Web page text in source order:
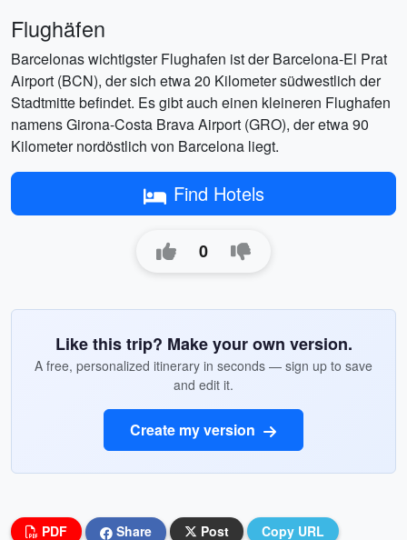
Flughäfen
Barcelonas wichtigster Flughafen ist der Barcelona-El Prat
Airport (BCN), der sich etwa 20 Kilometer südwestlich der
Stadtmitte befindet. Es gibt auch einen kleineren Flughafen
namens Girona-Costa Brava Airport (GRO), der etwa 90
Kilometer nordöstlich von Barcelona liegt.
Find Hotels
0
Like this trip? Make your own version.
A free, personalized itinerary in seconds — sign up to save
and edit it.
Create my version
PDF Share Post Copy URL